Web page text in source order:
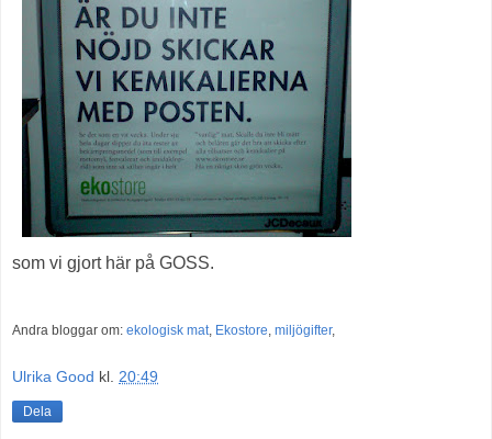
som vi gjort här på GOSS.
Andra bloggar om: ekologisk mat, Ekostore, miljögifter,
Ulrika Good kl. 20:49
Dela